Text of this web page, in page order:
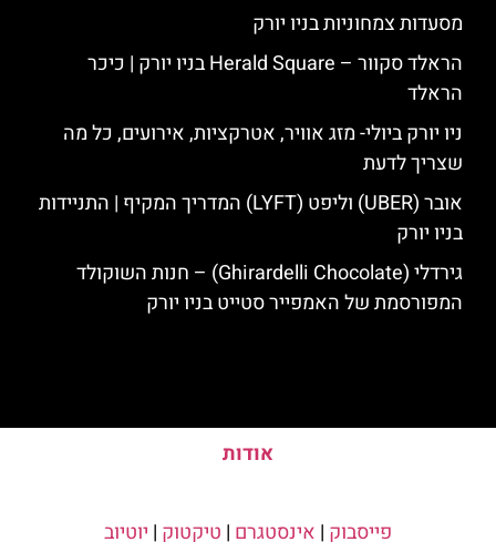
מסעדות צמחוניות בניו יורק
הראלד סקוור – Herald Square בניו יורק | כיכר
הראלד
ניו יורק ביולי- מזג אוויר, אטרקציות, אירועים, כל מה
שצריך לדעת
אובר (UBER) וליפט (LYFT) המדריך המקיף | התניידות
בניו יורק
גירדלי (Ghirardelli Chocolate) – חנות השוקולד
המפורסמת של האמפייר סטייט בניו יורק
אודות
פייסבוק | אינסטגרם | טיקטוק | יוטיוב